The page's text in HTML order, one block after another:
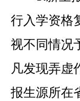
行入学资格
视不同情况
凡发现弄虚
报生源所在